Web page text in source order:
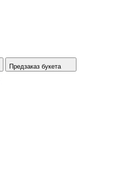
Предзаказ букета